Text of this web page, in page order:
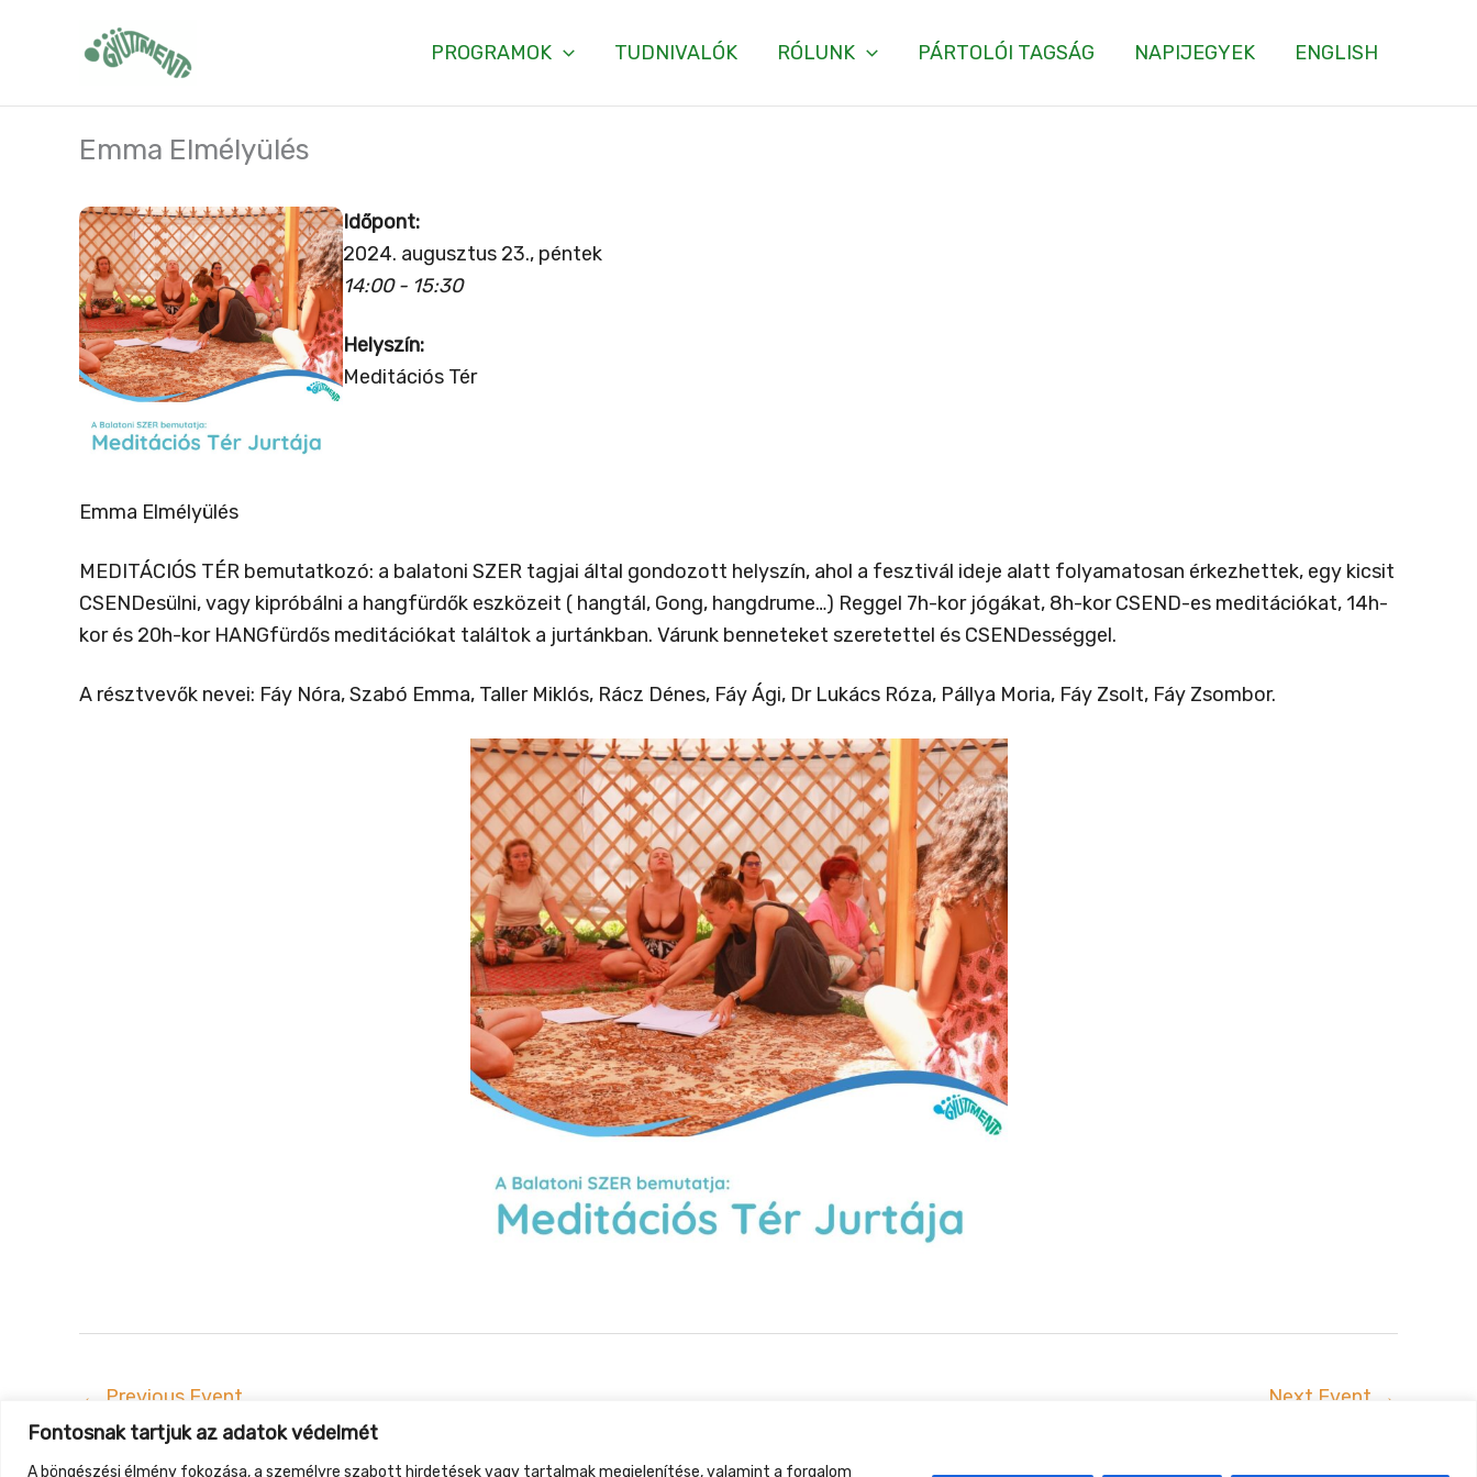
Fontosnak tartjuk az adatok védelmét
A böngészési élmény fokozása, a személyre szabott hirdetések vagy tartalmak megjelenítése, valamint a forgalom
PROGRAMOK TUDNIVALÓK RÓLUNK PÁRTOLÓI TAGSÁG NAPIJEGYEK ENGLISH
Emma Elmélyülés
Időpont:
2024. augusztus 23., péntek
14:00 - 15:30
Helyszín:
Meditációs Tér
Emma Elmélyülés
MEDITÁCIÓS TÉR bemutatkozó: a balatoni SZER tagjai által gondozott helyszín, ahol a fesztivál ideje alatt folyamatosan érkezhettek, egy kicsit
CSENDesülni, vagy kipróbálni a hangfürdők eszközeit ( hangtál, Gong, hangdrume…) Reggel 7h-kor jógákat, 8h-kor CSEND-es meditációkat, 14h-
kor és 20h-kor HANGfürdős meditációkat találtok a jurtánkban. Várunk benneteket szeretettel és CSENDességgel.
A résztvevők nevei: Fáy Nóra, Szabó Emma, Taller Miklós, Rácz Dénes, Fáy Ági, Dr Lukács Róza, Pállya Moria, Fáy Zsolt, Fáy Zsombor.
← Previous Event Next Event →
Gyüttment Találkozó, 2026. augusztus 27-30., Csobánkapuszta